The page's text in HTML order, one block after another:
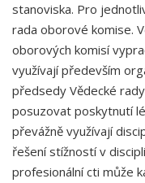
stanoviska. Pro
rada oborové komise.
oborových komisí
využívají především
předsedy Vědecké
posuzovat poskytnutí
převážně využívají
řešení stížností v
profesionální cti může